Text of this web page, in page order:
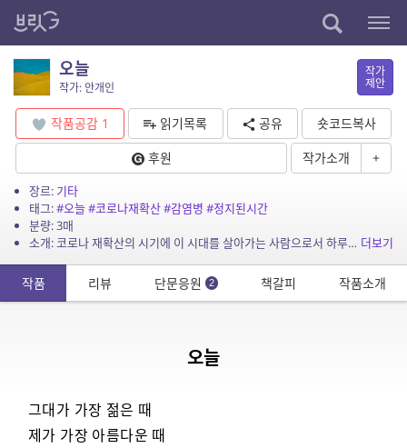
오늘
작가: 안개인
작가
제안
작품공감 1 읽기목록 공유
숏코드복사
후원
작가소개 +
장르: 기타
태그:#오늘#코로나재확산#감염병 #정지된시간
분량: 3매
소개: 코로나 재확산의 시기에 이 시대를 살아가는 사람으로서 하루하루를 기록해야 한다는 부담감입니다. 더보기
작품 리뷰 단문응원 2 책갈피 작품소개
오늘
그대가 가장 젊은 때
제가 가장 아름다운 때